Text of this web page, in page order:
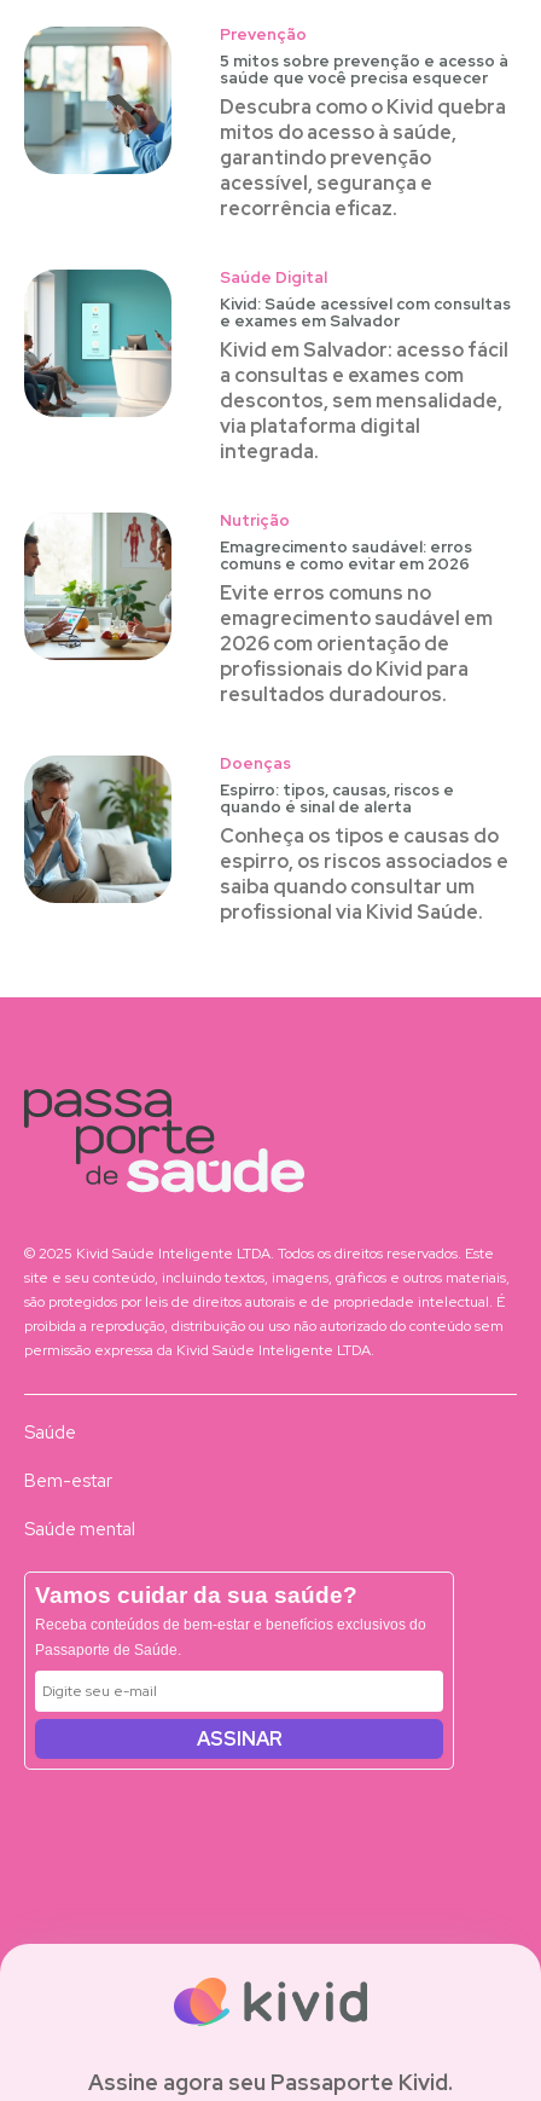
Prevenção
5 mitos sobre prevenção e acesso à
saúde que você precisa esquecer
Descubra como o Kivid quebra
mitos do acesso à saúde,
garantindo prevenção
acessível, segurança e
recorrência eficaz.
Saúde Digital
Kivid: Saúde acessível com consultas
e exames em Salvador
Kivid em Salvador: acesso fácil
a consultas e exames com
descontos, sem mensalidade,
via plataforma digital
integrada.
Nutrição
Emagrecimento saudável: erros
comuns e como evitar em 2026
Evite erros comuns no
emagrecimento saudável em
2026 com orientação de
profissionais do Kivid para
resultados duradouros.
Doenças
Espirro: tipos, causas, riscos e
quando é sinal de alerta
Conheça os tipos e causas do
espirro, os riscos associados e
saiba quando consultar um
profissional via Kivid Saúde.
© 2025 Kivid Saúde Inteligente LTDA. Todos os direitos reservados. Este
site e seu conteúdo, incluindo textos, imagens, gráficos e outros materiais,
são protegidos por leis de direitos autorais e de propriedade intelectual. É
proibida a reprodução, distribuição ou uso não autorizado do conteúdo sem
permissão expressa da Kivid Saúde Inteligente LTDA.
Saúde
Bem-estar
Saúde mental
Vamos cuidar da sua saúde?
Receba conteúdos de bem-estar e benefícios exclusivos do
Passaporte de Saúde.
ASSINAR
Assine agora seu Passaporte Kivid.